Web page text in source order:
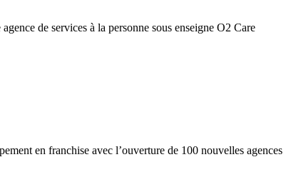
de services à la personne sous enseigne O2 Care
en franchise avec l’ouverture de 100 nouvelles agences